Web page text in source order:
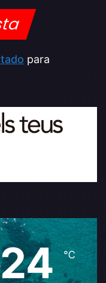
para
24℃